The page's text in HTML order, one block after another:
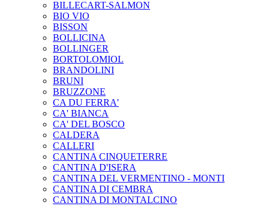
BILLECART-SALMON
BIO VIO
BISSON
BOLLICINA
BOLLINGER
BORTOLOMIOL
BRANDOLINI
BRUNI
BRUZZONE
CA DU FERRA'
CA' BIANCA
CA' DEL BOSCO
CALDERA
CALLERI
CANTINA CINQUETERRE
CANTINA D'ISERA
CANTINA DEL VERMENTINO - MONTI
CANTINA DI CEMBRA
CANTINA DI MONTALCINO